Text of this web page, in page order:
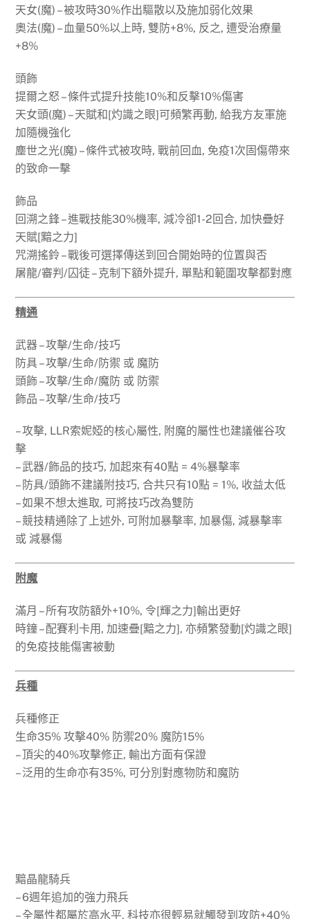
天女(魔) – 被攻時30%作出驅散以及施加弱化效果
奧法(魔) – 血量50%以上時, 雙防+8%, 反之, 遭受治療量
+8%
頭飾
提爾之怒 – 條件式提升技能10%和反擊10%傷害
天女頭(魔) – 天賦和[灼識之眼]可頻繁再動, 給我方友軍施
加隨機強化
塵世之光(魔) – 條件式被攻時, 戰前回血, 免疫1次固傷帶來
的致命一擊
飾品
回溯之鋒 – 進戰技能30%機率, 減冷卻1-2回合, 加快疊好
天賦[黯之力]
咒溯搖鈴 – 戰後可選擇傳送到回合開始時的位置與否
屠龍/審判/囚徒 – 克制下額外提升, 單點和範圍攻擊都對應
精通
武器 – 攻擊/生命/技巧
防具 – 攻擊/生命/防禦 或 魔防
頭飾 – 攻擊/生命/魔防 或 防禦
飾品 – 攻擊/生命/技巧
– 攻擊, LLR索妮婭的核心屬性, 附魔的屬性也建議催谷攻
擊
– 武器/飾品的技巧, 加起來有40點 = 4%暴擊率
– 防具/頭飾不建議附技巧, 合共只有10點 = 1%, 收益太低
– 如果不想太進取, 可將技巧改為雙防
– 競技精通除了上述外, 可附加暴擊率, 加暴傷, 減暴擊率
或 減暴傷
附魔
滿月 – 所有攻防額外+10%, 令[輝之力]輸出更好
時鐘 – 配賽利卡用, 加速疊[黯之力], 亦頻繁發動[灼識之眼]
的免疫技能傷害被動
兵種
兵種修正
生命35% 攻擊40% 防禦20% 魔防15%
– 頂尖的40%攻擊修正, 輸出方面有保證
– 泛用的生命亦有35%, 可分別對應物防和魔防
黯晶龍騎兵
– 6週年追加的強力飛兵
– 全屬性都屬於高水平, 科技亦很輕易就觸發到攻防+40%